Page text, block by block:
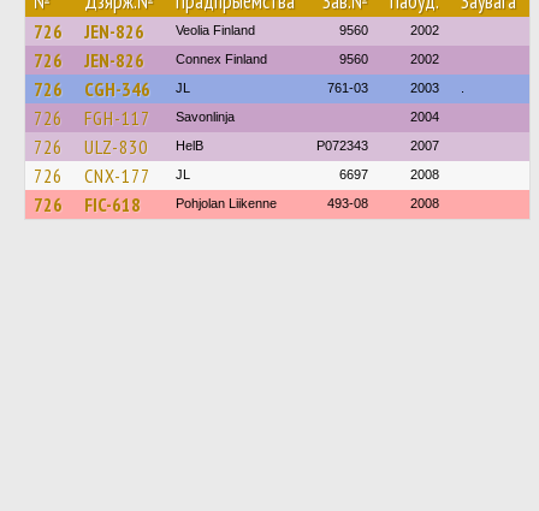
726 JEN-826 Veolia Finland 9560 2002
726 JEN-826 Connex Finland 9560 2002
726 CGH-346 JL 761-03 2003
726 FGH-117 Savonlinja 2004
726 ULZ-830 HelB P072343 2007
726 CNX-177 JL 6697 2008
726 FIC-618 Pohjolan Liikenne 493-08 2008